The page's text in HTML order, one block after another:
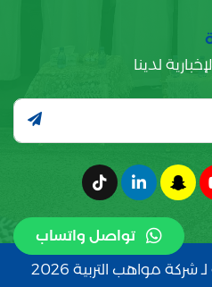
تواصل واتساب
لدينا
مواهب التربية 2026